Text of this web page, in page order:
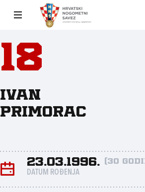
18
Ivan
Primorac
23.03.1996. (30
DATUM ROĐENJA